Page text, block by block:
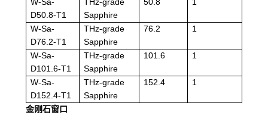
W-Sa-
D50.8-T1
THz-grade
Sapphire
50.8 1
W-Sa-
D76.2-T1
THz-grade
Sapphire
76.2 1
W-Sa-
D101.6-T1
THz-grade
Sapphire
101.6 1
W-Sa-
D152.4-T1
THz-grade
Sapphire
152.4 1
金刚石窗口